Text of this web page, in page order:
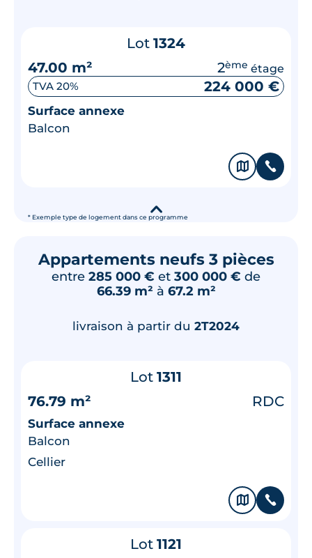
* Exemple type de logement dans ce programme
Lot 1324
47.00 m²
2ème étage
TVA 20% 224 000 €
Surface annexe
Balcon
🗞 📞
▾
Appartements neufs 3 pièces
entre 285 000 € et 300 000 € de
66.39 m² à 67.2 m²
livraison à partir du 2T2024
Lot 1311
76.79 m²
RDC
Surface annexe
Balcon
Cellier
🗞 📞
Lot 1121